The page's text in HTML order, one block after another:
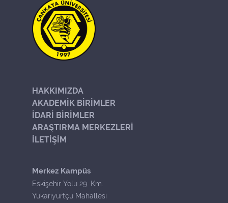
HAKKIMIZDA
AKADEMİK BİRİMLER
İDARİ BİRİMLER
ARAŞTIRMA MERKEZLERİ
İLETİŞİM
Merkez Kampüs
Eskişehir Yolu 29. Km.
Yukarıyurtçu Mahallesi